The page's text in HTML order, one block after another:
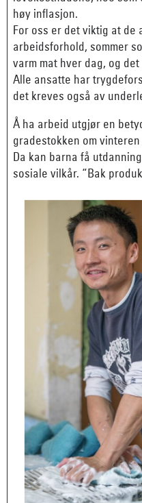
høy inflasjon.
For oss er det viktig at de
arbeidsforhold, sommer
varm mat hver dag, og
Alle ansatte har
det kreves også av
Å ha arbeid utgjør en
gradestokken om
Da kan barna få
sosiale vilkår. “Bak